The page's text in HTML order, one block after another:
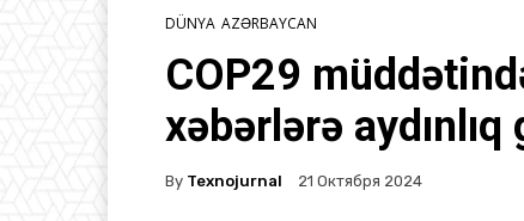
DÜNYA AZƏRBAYCAN
COP29
xəbərlərə
By Texnojurnal 21 Октября 2024